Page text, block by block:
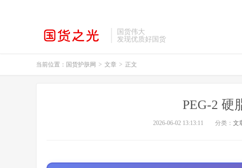
国货伟大
发现优质好国货
当前位置： 国货护肤网 > 文章 > 正文
PEG-2 硬
2026-06-02 13:13:11 分类： 文